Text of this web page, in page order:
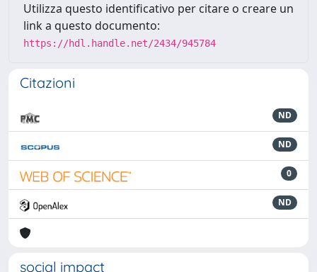
Utilizza questo identificativo per citare o creare un
link a questo documento:
https://hdl.handle.net/2434/945784
Citazioni
ND
ND
0
ND
social impact